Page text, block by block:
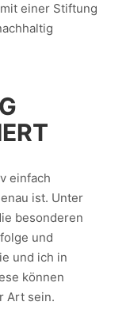
einer Stiftung
einfach
ist. Unter
besonderen
und
und ich in
können
Art sein.